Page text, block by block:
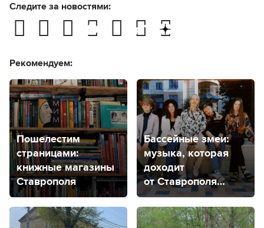
Следите за новостями:
Рекомендуем:
Пошелестим
страницами:
книжные магазины
Ставрополя
Бассейные змеи:
музыка, которая
доходит
от Ставрополя
до Мехико